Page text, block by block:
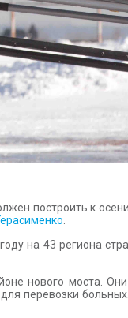
построить к
на 43 региона
нового моста.
перевозки